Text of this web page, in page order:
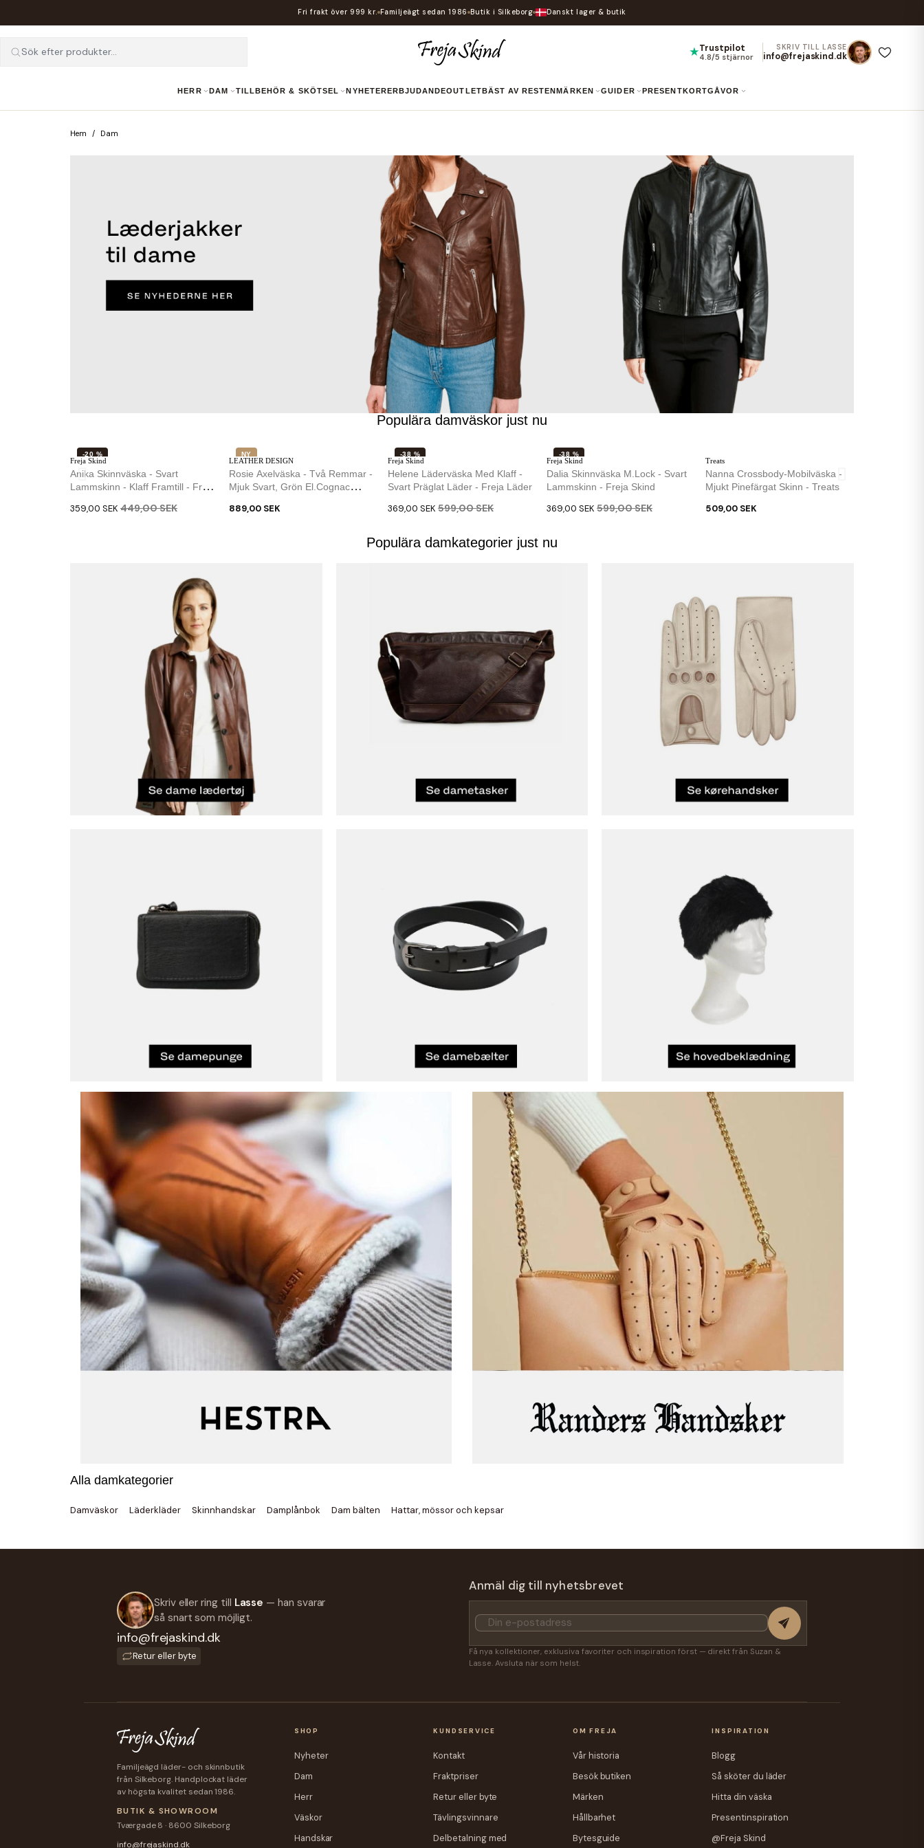
Fri frakt över 999 kr. Familjeägt sedan 1986 Butik i Silkeborg Danskt lager & butik
Sök efter produkter... ★Trustpilot
4.8/5 stjärnor
SKRIV TILL LASSE
info@frejaskind.dk
HERR DAM TILLBEHÖR & SKÖTSEL NYHETER ERBJUDANDE OUTLET BÄST AV RESTEN MÄRKEN GUIDER PRESENTKORT GÅVOR
Hem Dam
Populära damväskor just nu
Freja Skind
Anika Skinnväska - Svart
Lammskinn - Klaff Framtill - Freja
359,00 SEK 449,00 SEK
-20 %
LEATHER DESIGN
Rosie Axelväska - Två Remmar -
Mjuk Svart, Grön El.cognac
889,00 SEK
NY
Freja Skind
Helene Läderväska Med Klaff -
Svart Präglat Läder - Freja Läder
369,00 SEK 599,00 SEK
-38 %
Freja Skind
Dalia Skinnväska M.lock - Svart
Lammskinn - Freja Skind
369,00 SEK 599,00 SEK
-38 %
Treats
Nanna Crossbody-Mobilväska -
Mjukt Pinefärgat Skinn - Treats
509,00 SEK
Mjukt Brunt Skinn - Treats
Populära damkategorier just nu
Alla damkategorier
Damväskor Läderkläder Skinnhandskar Damplånbok Dam bälten Hattar, mössor och kepsar
Skriv eller ring till Lasse — han svarar
så snart som möjligt.
info@frejaskind.dk
Retur eller byte
Anmäl dig till nyhetsbrevet
Få nya kollektioner, exklusiva favoriter och inspiration först — direkt från Suzan &
Lasse. Avsluta när som helst.
Familjeägd läder- och skinnbutik
från Silkeborg. Handplockat läder
av högsta kvalitet sedan 1986.
BUTIK & SHOWROOM
Tværgade 8 · 8600 Silkeborg
info@frejaskind.dk
SHOP
Nyheter
Dam
Herr
Väskor
Handskar
KUNDSERVICE
Kontakt
Fraktpriser
Retur eller byte
Tävlingsvinnare
Delbetalning med
OM FREJA
Vår historia
Besök butiken
Märken
Hållbarhet
Bytesguide
INSPIRATION
Blogg
Så sköter du läder
Hitta din väska
Presentinspiration
@Freja Skind